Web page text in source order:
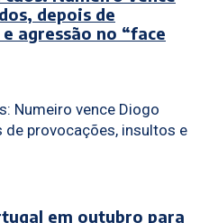
depois de
agressão no “face
Numeiro vence Diogo
de provocações, insultos e
em outubro para